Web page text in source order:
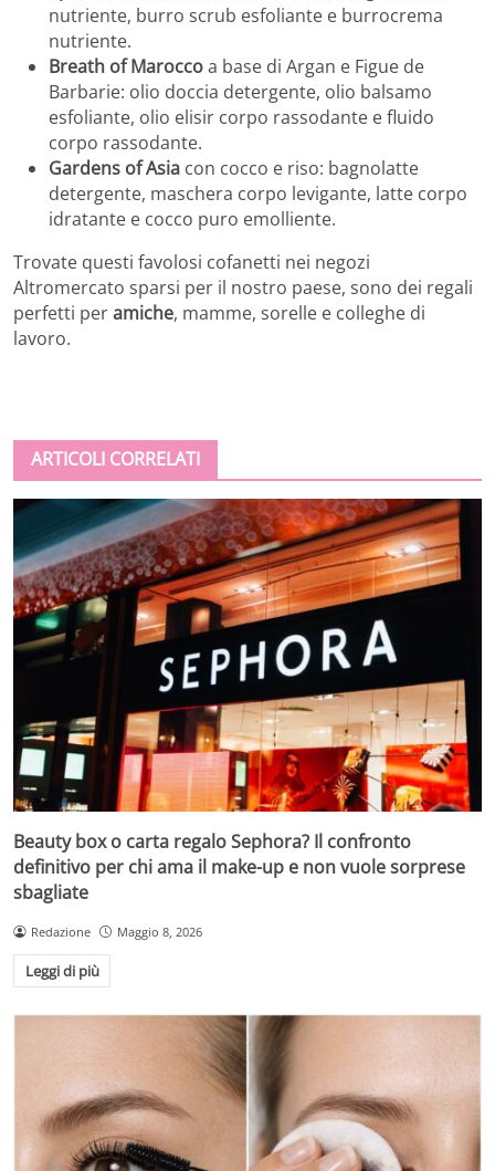
nutriente, burro scrub esfoliante e burrocrema
nutriente.
Breath of Maroccoa base di Argan e Figue de
Barbarie: olio doccia detergente, olio balsamo
esfoliante, olio elisir corpo rassodante e fluido
corpo rassodante.
Gardens of Asia con cocco e riso: bagnolatte
detergente, maschera corpo levigante, latte corpo
idratante e cocco puro emolliente.
Trovate questi favolosi cofanetti nei negozi
Altromercato sparsi per il nostro paese, sono dei regali
perfetti peramiche, mamme, sorelle e colleghe di
lavoro.
ARTICOLI CORRELATI
Beauty box o carta regalo Sephora? Il confronto
definitivo per chi ama il make-up e non vuole sorprese
sbagliate
Redazione Maggio 8, 2026
Leggi di più